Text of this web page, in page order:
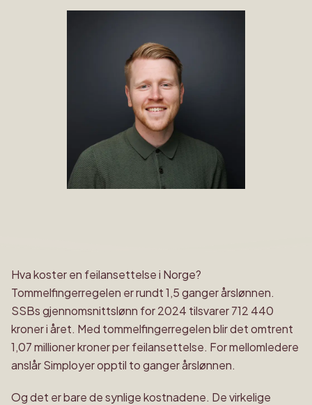
Hva koster en feilansettelse i Norge?
Tommelfingerregelen er rundt 1,5 ganger årslønnen.
SSBs gjennomsnittslønn for 2024 tilsvarer 712 440
kroner i året. Med tommelfingerregelen blir det omtrent
1,07 millioner kroner per feilansettelse. For mellomledere
anslår Simployer opptil to ganger årslønnen.
Og det er bare de synlige kostnadene. De virkelige